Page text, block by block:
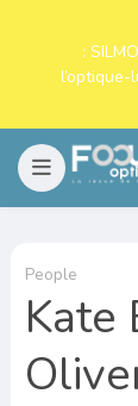
:
People
Kate